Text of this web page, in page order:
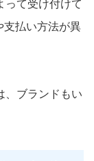
って受け付けて
支払い方法が異
、ブランドもい